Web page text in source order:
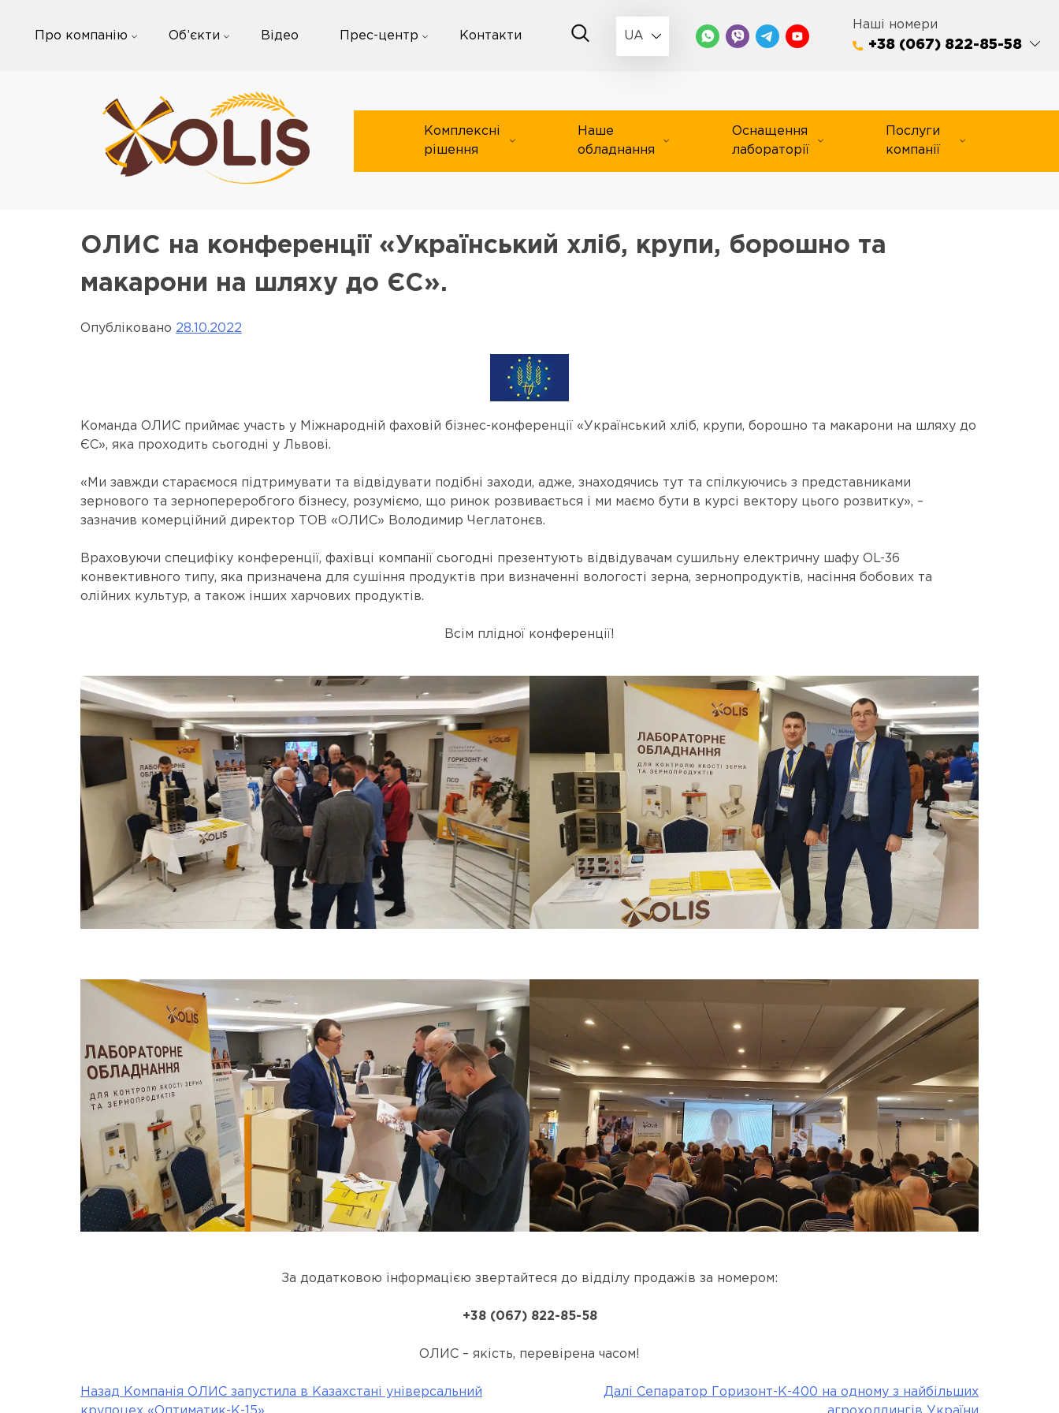
Про компанію Об’єкти Відео Прес-центр Контакти UA
Наші номери
+38 (067) 822-85-58
Комплексні
рішення
Наше
обладнання
Оснащення
лабораторії
Послуги
компанії
ОЛИС на конференції «Український хліб, крупи, борошно та
макарони на шляху до ЄС».
Опубліковано 28.10.2022
Команда ОЛИС приймає участь у Міжнародній фаховій бізнес-конференції «Український хліб, крупи, борошно та макарони на шляху до
ЄС», яка проходить сьогодні у Львові.
«Ми завжди стараємося підтримувати та відвідувати подібні заходи, адже, знаходячись тут та спілкуючись з представниками
зернового та зернопереробгого бізнесу, розуміємо, що ринок розвивається і ми маємо бути в курсі вектору цього розвитку», –
зазначив комерційний директор ТОВ «ОЛИС» Володимир Чеглатонєв.
Враховуючи специфіку конференції, фахівці компанії сьогодні презентують відвідувачам сушильну електричну шафу OL-36
конвективного типу, яка призначена для сушіння продуктів при визначенні вологості зерна, зернопродуктів, насіння бобових та
олійних культур, а також інших харчових продуктів.
Всім плідної конференції!
За додатковою інформацією звертайтеся до відділу продажів за номером:
+38 (067) 822-85-58
ОЛИС – якість, перевірена часом!
Post
Назад Компанія ОЛИС запустила в Казахстані універсальний
Далі Сепаратор Горизонт-К-400 на одному з найбільших